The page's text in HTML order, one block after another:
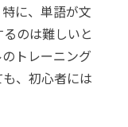
に、単語が文
のは難しいと
トレーニング
、初心者には